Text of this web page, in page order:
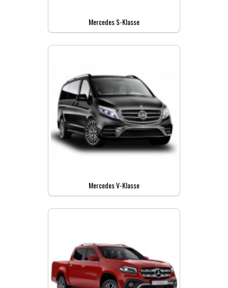
Mercedes S-Klasse
Mercedes V-Klasse